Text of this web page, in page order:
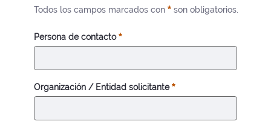
Todos los campos marcados con son obligatorios.
Persona de contacto
Organización / Entidad solicitante